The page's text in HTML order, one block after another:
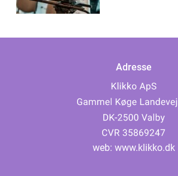
Adresse
web: www.klikko.dk